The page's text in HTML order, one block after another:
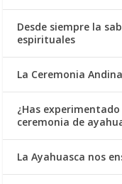
Desde siempre la
espirituales
La Ceremonia
¿Has
ceremonia de
La Ayahuasca nos